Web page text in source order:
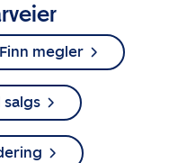
Finn megler